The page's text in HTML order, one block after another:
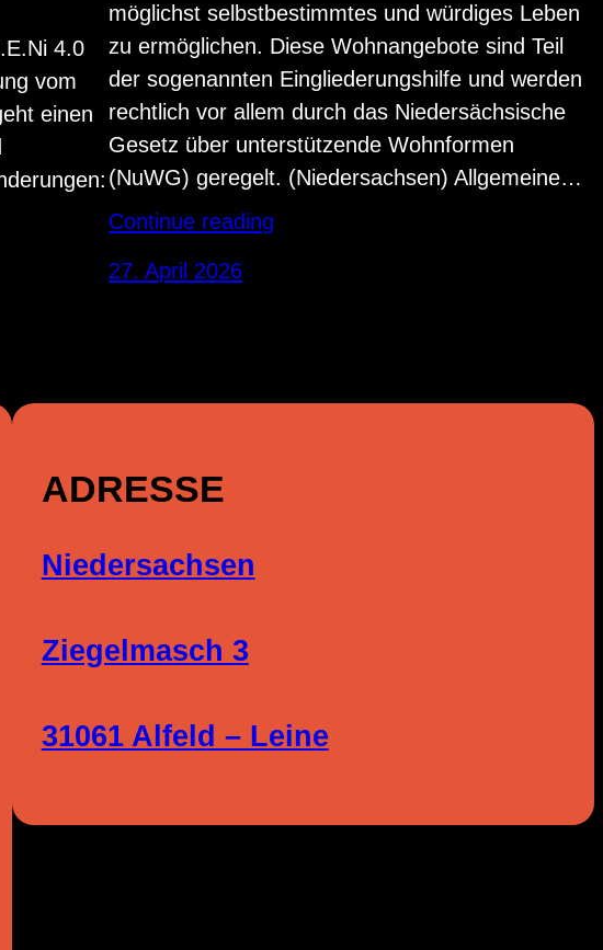
4.0
vom
einen
möglichst selbstbestimmtes und würdiges Leben
zu ermöglichen. Diese Wohnangebote sind Teil
der sogenannten Eingliederungshilfe und werden
rechtlich vor allem durch das Niedersächsische
Gesetz über unterstützende Wohnformen
(NuWG) geregelt. (Niedersachsen) Allgemeine…
Continue reading
27. April 2026
ADRESSE
Niedersachsen
Ziegelmasch 3
31061 Alfeld – Leine